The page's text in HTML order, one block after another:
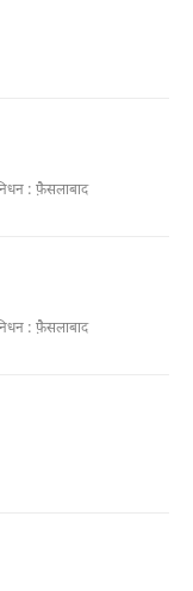
: फ़ैसलाबाद
: फ़ैसलाबाद